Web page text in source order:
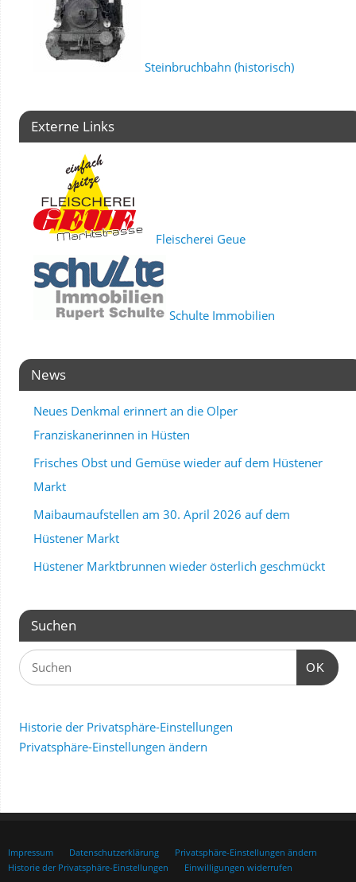
Steinbruchbahn (historisch)
Externe Links
Fleischerei Geue
Schulte Immobilien
News
Neues Denkmal erinnert an die Olper
Franziskanerinnen in Hüsten
Frisches Obst und Gemüse wieder auf dem Hüstener
Markt
Maibaumaufstellen am 30. April 2026 auf dem
Hüstener Markt
Hüstener Marktbrunnen wieder österlich geschmückt
Suchen
OK
Historie der Privatsphäre-Einstellungen
Privatsphäre-Einstellungen ändern
Impressum Datenschutzerklärung
Privatsphäre-Einstellungen ändern
Historie der Privatsphäre-Einstellungen
Einwilligungen widerrufen